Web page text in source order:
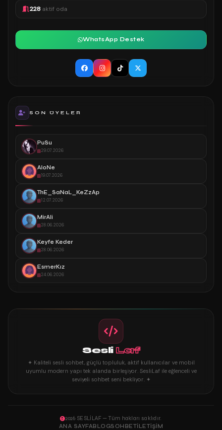
228 aktif oda
WhatsApp Destek
SON ÜYELER
PuSu
29.07.2026
AloNe
19.07.2026
ThE_SaNaL_KeZzAp
12.07.2026
MirAli
28.06.2026
Keyfe Keder
28.06.2026
EsmerKız
24.06.2026
Sesli Laf
✦ Kaliteli sesli sohbet, güçlü topluluk, aktif kullanıcılar ve mobil
uyumlu modern yapı tek alanda birleşiyor. SesliLaf ile eğlenceli ve
seviyeli sohbet seni bekliyor. ✦
2026 SESLİLAF — Tüm hakları saklıdır.
ANA SAYFABLOGSOHBETİLETIŞIM